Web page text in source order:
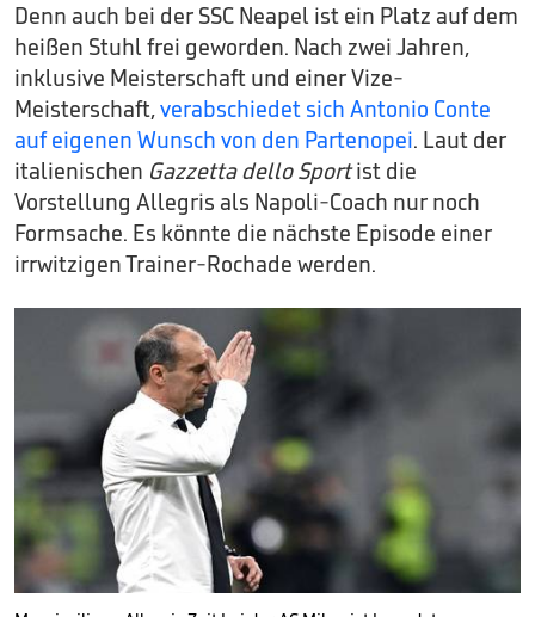
Denn auch bei der SSC Neapel ist ein Platz auf dem
heißen Stuhl frei geworden. Nach zwei Jahren,
inklusive Meisterschaft und einer Vize-
Meisterschaft,verabschiedet sich Antonio Conte
auf eigenen Wunsch von den Partenopei. Laut der
italienischen Gazzetta dello Sportist die
Vorstellung Allegris als Napoli-Coach nur noch
Formsache. Es könnte die nächste Episode einer
irrwitzigen Trainer-Rochade werden.